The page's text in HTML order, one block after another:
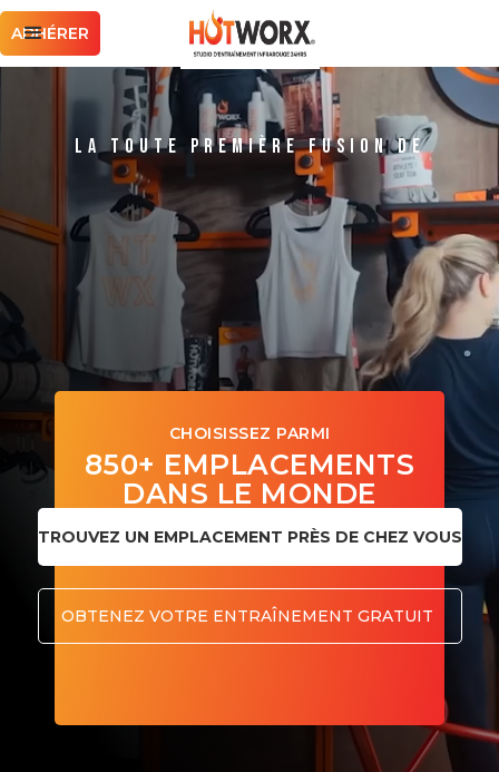
ADHÉRER
LA TOUTE PREMIÈRE FUSION DE
CHOISISSEZ PARMI
850+ EMPLACEMENTS
DANS LE MONDE
TROUVEZ UN EMPLACEMENT PRÈS DE CHEZ VOUS
OBTENEZ VOTRE ENTRAÎNEMENT GRATUIT